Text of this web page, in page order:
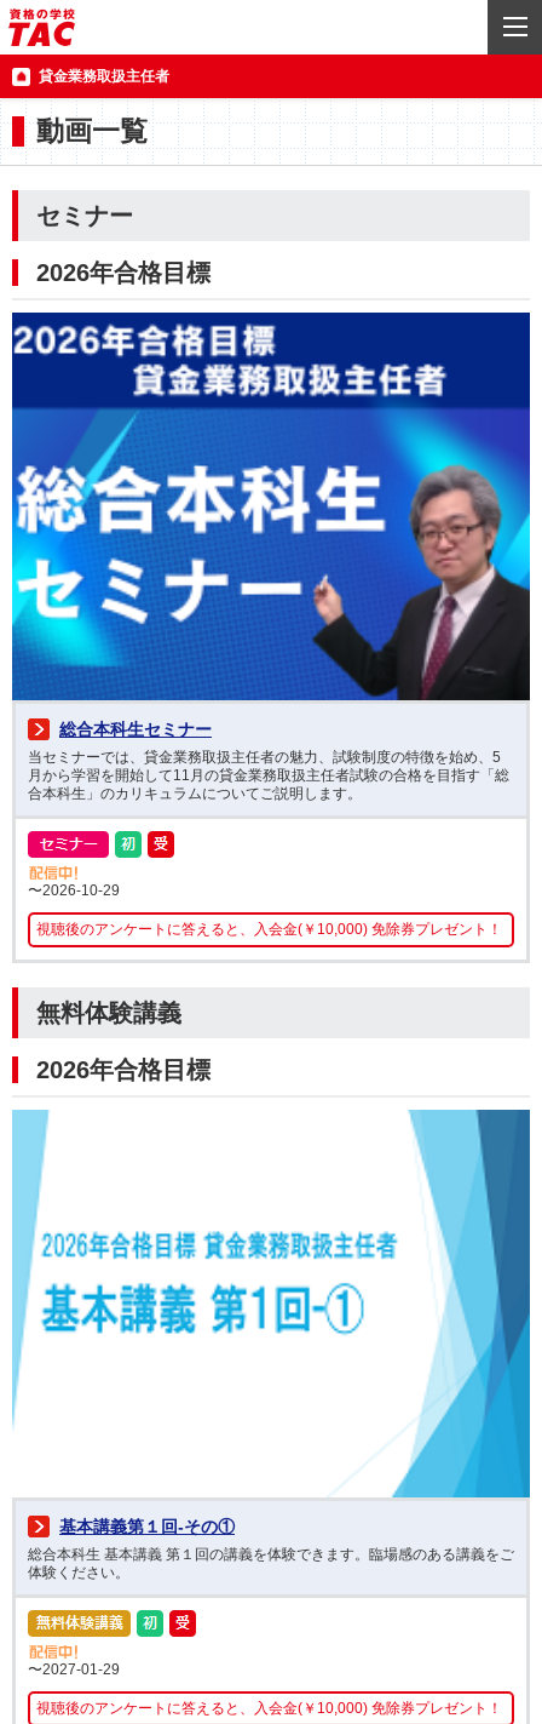
貸金業務取扱主任者
動画一覧
セミナー
2026年合格目標
総合本科生セミナー
当セミナーでは、貸金業務取扱主任者の魅力、試験制度の特徴を始め、5
月から学習を開始して11月の貸金業務取扱主任者試験の合格を目指す「総
合本科生」のカリキュラムについてご説明します。
〜2026-10-29
視聴後のアンケートに答えると、入会金(￥10,000) 免除券プレゼント！
無料体験講義
2026年合格目標
基本講義第１回-その①
総合本科生 基本講義 第１回の講義を体験できます。臨場感のある講義をご
体験ください。
〜2027-01-29
視聴後のアンケートに答えると、入会金(￥10,000) 免除券プレゼント！